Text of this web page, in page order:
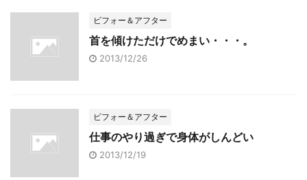
ビフォー＆アフター
首を傾けただけでめまい・・・。
2013/12/26
ビフォー＆アフター
仕事のやり過ぎで身体がしんどい
2013/12/19